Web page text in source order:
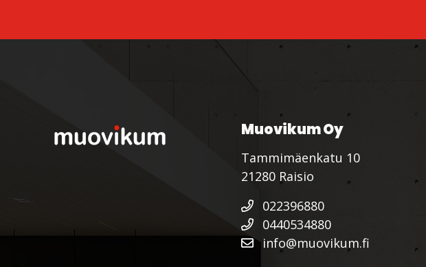
Muovikum Oy
Tammimäenkatu 10
21280 Raisio
022396880
0440534880
info@muovikum.fi